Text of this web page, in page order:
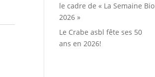
le cadre de « La Semaine Bio
2026 »
Le Crabe asbl fête ses 50
ans en 2026!